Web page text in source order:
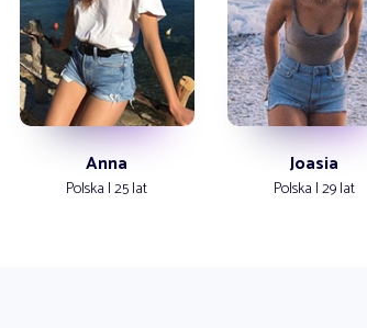
Anna
Polska | 25 lat
Joasia
Polska | 29 lat